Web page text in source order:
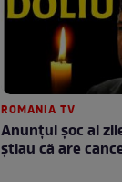
ROMANIA TV
Anunţul şoc al
ştiau că are